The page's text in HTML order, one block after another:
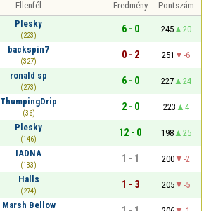
Ellenfél Eredmény
Pontszám
Plesky
(223)
6 - 0 245
20
backspin7
(327)
0 - 2 251
-6
ronald sp
(273)
6 - 0 227
24
ThumpingDrip
(36)
2 - 0 223
4
Plesky
(146)
12 - 0 198
25
IADNA
(133)
1 - 1 200
-2
Halls
(274)
1 - 3 205
-5
Marsh Bellow